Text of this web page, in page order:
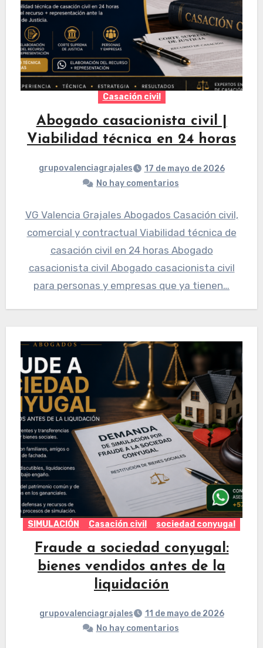
Casación civil
Abogado casacionista civil |
Viabilidad técnica en 24 horas
grupovalenciagrajales
17 de mayo de 2026
No hay comentarios
VG Valencia Grajales Abogados Casación civil,
comercial y contractual Viabilidad técnica de
casación civil en 24 horas Abogado
casacionista civil Abogado casacionista civil
para personas y empresas que ya tienen…
SIMULACIÓN Casación civil sociedad conyugal
Fraude a sociedad conyugal:
bienes vendidos antes de la
liquidación
grupovalenciagrajales
11 de mayo de 2026
No hay comentarios